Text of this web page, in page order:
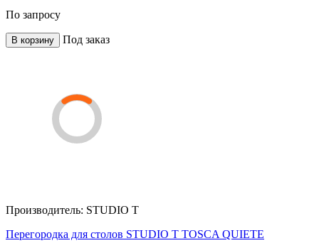
По запросу
В корзину Под заказ
Производитель: STUDIO T
Перегородка для столов STUDIO T TOSCA QUIETE